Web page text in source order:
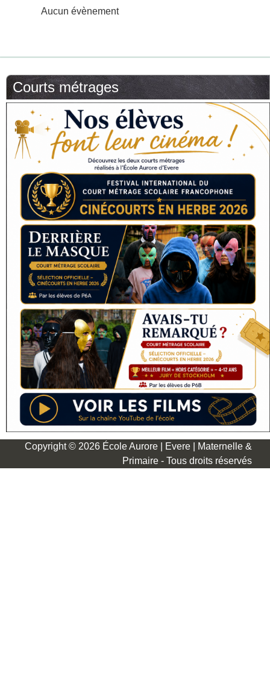
Aucun évènement
Courts métrages
Copyright © 2026 École Aurore | Evere | Maternelle &
Primaire - Tous droits réservés